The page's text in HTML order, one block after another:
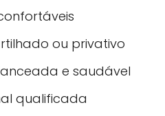
ou privativo
e saudável
qualificada